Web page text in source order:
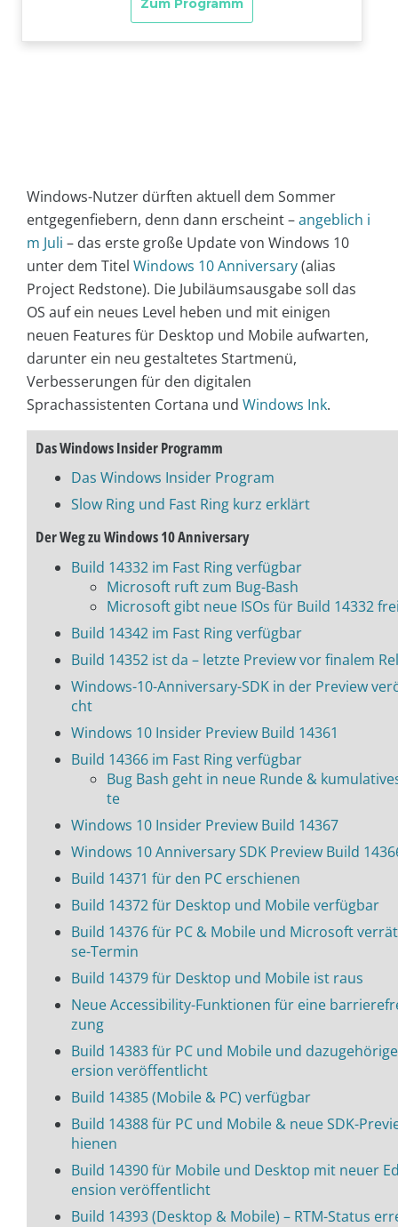
Windows-Nutzer dürften aktuell dem Sommer
entgegenfiebern, denn dann erscheint –angeblich i
m Juli – das erste große Update von Windows 10
unter dem Titel Windows 10 Anniversary(alias
Project Redstone). Die Jubiläumsausgabe soll das
OS auf ein neues Level heben und mit einigen
neuen Features für Desktop und Mobile aufwarten,
darunter ein neu gestaltetes Startmenü,
Verbesserungen für den digitalen
Sprachassistenten Cortana und Windows Ink.
Das Windows Insider Programm
Das Windows Insider Program
Slow Ring und Fast Ring kurz erklärt
Der Weg zu Windows 10 Anniversary
Build 14332 im Fast Ring verfügbar
Microsoft ruft zum Bug-Bash
Microsoft gibt neue ISOs für Build 14332
Build 14342 im Fast Ring verfügbar
Build 14352 ist da – letzte Preview vor finalem
Windows-10-Anniversary-SDK in der Preview
cht
Windows 10 Insider Preview Build 14361
Build 14366 im Fast Ring verfügbar
Bug Bash geht in neue Runde &
te
Windows 10 Insider Preview Build 14367
Windows 10 Anniversary SDK Preview Build
Build 14371 für den PC erschienen
Build 14372 für Desktop und Mobile verfügbar
Build 14376 für PC & Mobile und Microsoft
se-Termin
Build 14379 für Desktop und Mobile ist raus
Neue Accessibility-Funktionen für eine
zung
Build 14383 für PC und Mobile und dazugehörige
ersion veröffentlicht
Build 14385 (Mobile & PC) verfügbar
Build 14388 für PC und Mobile & neue SDK-
hienen
Build 14390 für Mobile und Desktop mit neuer
ension veröffentlicht
Build 14393 (Desktop & Mobile) – RTM-Status